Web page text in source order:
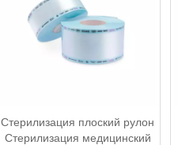
Стерилизация плоский рулон
Стерилизация медицинский